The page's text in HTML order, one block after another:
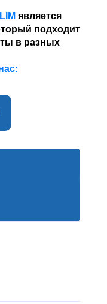
является
подходит
в разных